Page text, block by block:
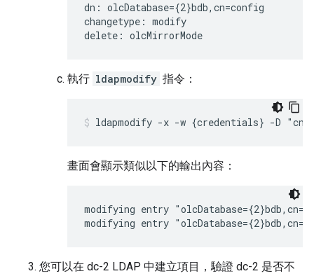
dn: olcDatabase={2}bdb,cn=config
changetype: modify
delete: olcMirrorMode
執行 ldapmodify 指令：
ldapmodify -x -w {credentials} -D
畫面會顯示類似以下的輸出內容：
modifying entry
modifying entry
您可以在 dc-2 LDAP 中建立項目，驗證 dc-2 是否不